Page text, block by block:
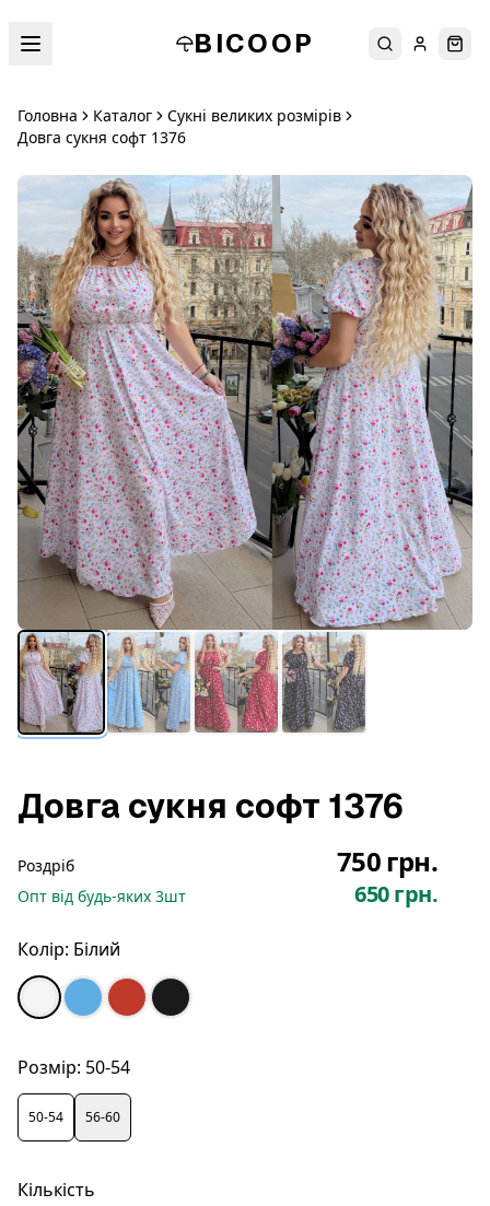
BICOOP ПошукУвійти
Головна Каталог
Сукні великих розмірів
Довга сукня софт 1376
Довга сукня софт 1376
Роздріб 750 грн.
Опт від будь-яких 3шт 650 грн.
Колір: Білий
Розмір: 50-54
50-54 56-60
Кількість